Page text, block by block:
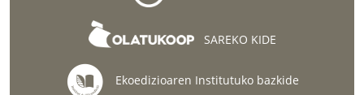
SAREKO KIDE
Ekoedizioaren Institutuko bazkide